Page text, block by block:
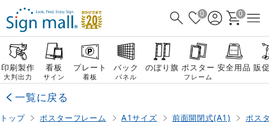
0 0
印刷製作
大判出力
看板
サイン
プレート
看板
バック
パネル
のぼり旗 ポスター
フレーム
安全用品 販
一覧に戻る
トップ ポスターフレーム A1サイズ 前面開閉式(A1) ポス